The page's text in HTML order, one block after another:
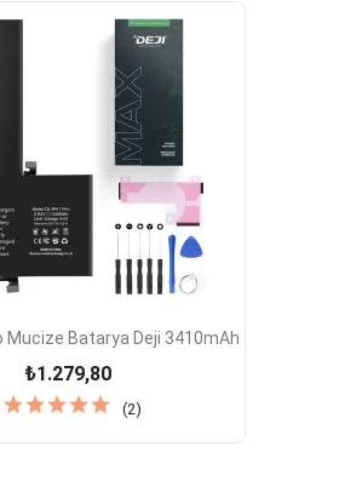
Mucize Batarya Deji 3410mAh
₺1.279,80
(2)